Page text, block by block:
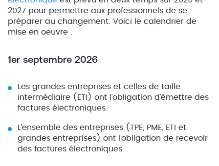
2027 pour permettre aux professionnels de se
préparer au changement. Voici le calendrier de
mise en oeuvre :
1er septembre 2026
Les grandes entreprises et celles de taille
intermédiaire (ETI) ont l’obligation d’émettre des
factures électroniques.
L’ensemble des entreprises (TPE, PME, ETI et
grandes entreprises) ont l’obligation de recevoir
des factures électroniques.